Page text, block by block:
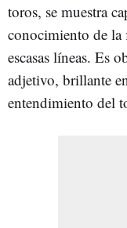
toros, se muestra
conocimiento de la
escasas líneas. Es
adjetivo, brillante
entendimiento del